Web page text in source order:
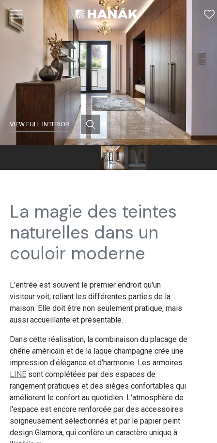
VIEW FULL INTERIOR
La magie des teintes
naturelles dans un
couloir moderne
L'entrée est souvent le premier endroit qu'un
visiteur voit, reliant les différentes parties de la
maison. Elle doit être non seulement pratique, mais
aussi accueillante et présentable.
Dans cette réalisation, la combinaison du placage de
chêne américain et de la laque champagne crée une
impression d'élégance et d'harmonie. Les armoires
LINE sont complétées par des espaces de
rangement pratiques et des sièges confortables qui
améliorent le confort au quotidien. L'atmosphère de
l'espace est encore renforcée par des accessoires
soigneusement sélectionnés et par le papier peint
design Glamora, qui confère un caractère unique à